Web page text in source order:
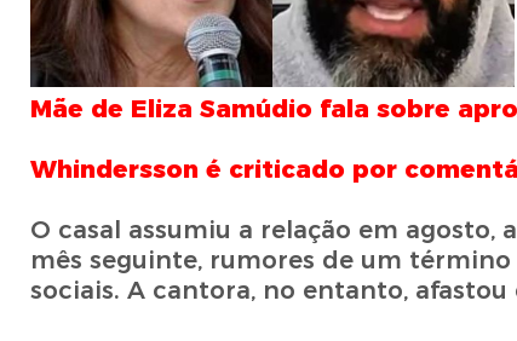
Mãe de Eliza Samúdio fala sobre
Whindersson é criticado por
O casal assumiu a relação em agosto,
mês seguinte, rumores de um
sociais. A cantora, no entanto,